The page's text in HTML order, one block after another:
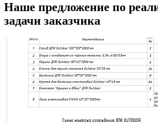
Наше предложение по
задачи заказчика